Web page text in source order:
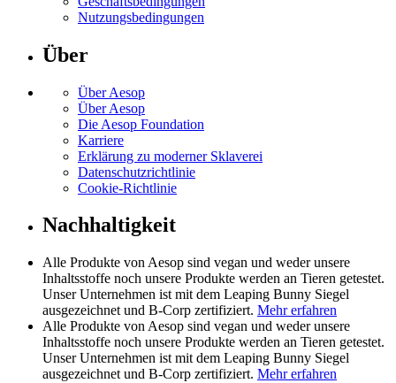
Nutzungsbedingungen
Über
Über Aesop
Über Aesop
Die Aesop Foundation
Karriere
Erklärung zu moderner Sklaverei
Datenschutzrichtlinie
Cookie-Richtlinie
Nachhaltigkeit
Alle Produkte von Aesop sind vegan und weder unsere
Inhaltsstoffe noch unsere Produkte werden an Tieren getestet.
Unser Unternehmen ist mit dem Leaping Bunny Siegel
ausgezeichnet und B-Corp zertifiziert. Mehr erfahren
Alle Produkte von Aesop sind vegan und weder unsere
Inhaltsstoffe noch unsere Produkte werden an Tieren getestet.
Unser Unternehmen ist mit dem Leaping Bunny Siegel
ausgezeichnet und B-Corp zertifiziert. Mehr erfahren